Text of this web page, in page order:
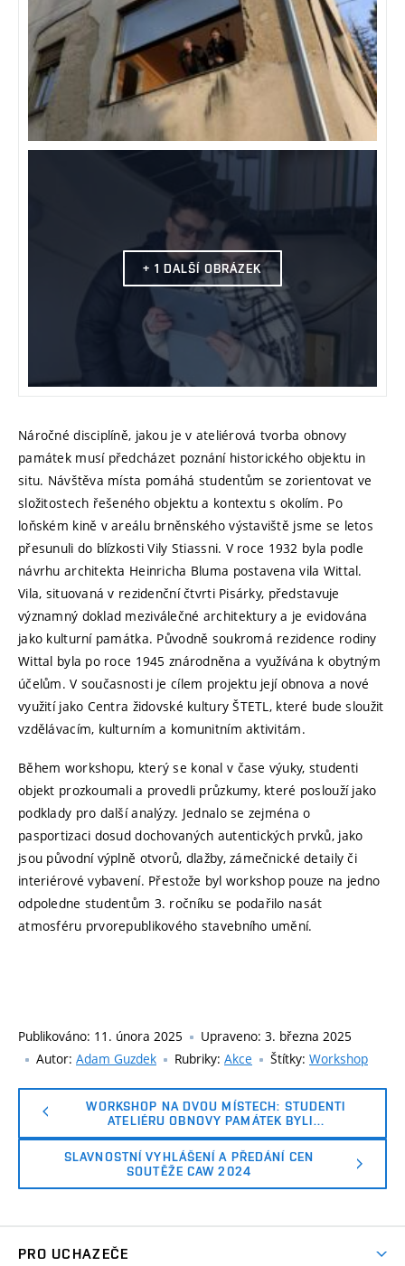
+ 1 DALŠÍ OBRÁZEK
Náročné disciplíně, jakou je v ateliérová tvorba obnovy
památek musí předcházet poznání historického objektu in
situ. Návštěva místa pomáhá studentům se zorientovat ve
složitostech řešeného objektu a kontextu s okolím. Po
loňském kině v areálu brněnského výstaviště jsme se letos
přesunuli do blízkosti Vily Stiassni. V roce 1932 byla podle
návrhu architekta Heinricha Bluma postavena vila Wittal.
Vila, situovaná v rezidenční čtvrti Pisárky, představuje
významný doklad meziválečné architektury a je evidována
jako kulturní památka. Původně soukromá rezidence rodiny
Wittal byla po roce 1945 znárodněna a využívána k obytným
účelům. V současnosti je cílem projektu její obnova a nové
využití jako Centra židovské kultury ŠTETL, které bude sloužit
vzdělávacím, kulturním a komunitním aktivitám.
Během workshopu, který se konal v čase výuky, studenti
objekt prozkoumali a provedli průzkumy, které poslouží jako
podklady pro další analýzy. Jednalo se zejména o
pasportizaci dosud dochovaných autentických prvků, jako
jsou původní výplně otvorů, dlažby, zámečnické detaily či
interiérové ​​vybavení. Přestože byl workshop pouze na jedno
odpoledne studentům 3. ročníku se podařilo nasát
atmosféru prvorepublikového stavebního umění.
Publikováno: 11. února 2025 Upraveno: 3. března 2025
Autor: Adam Guzdek Rubriky: Akce Štítky: Workshop
WORKSHOP NA DVOU MÍSTECH: STUDENTI
ATELIÉRU OBNOVY PAMÁTEK BYLI…
SLAVNOSTNÍ VYHLÁŠENÍ A PŘEDÁNÍ CEN
SOUTĚŽE CAW 2024
PRO UCHAZEČE